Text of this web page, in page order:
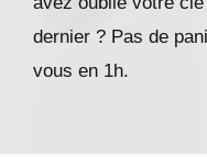
dernier ? Pas de
vous en 1h.